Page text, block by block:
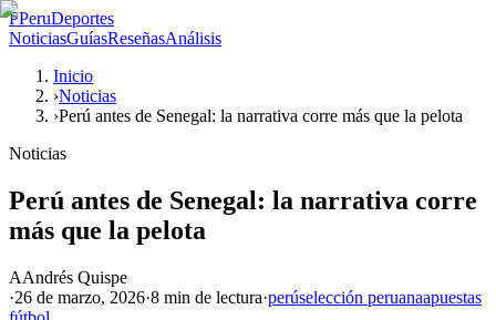
PPeruDeportes
NoticiasGuíasReseñasAnálisis
Inicio
›Noticias
›Perú antes de Senegal: la narrativa corre más que la pelota
Noticias
Perú antes de Senegal: la narrativa corre
más que la pelota
AAndrés Quispe
·26 de marzo, 2026·8 min de lectura·perúselección peruanaapuestas